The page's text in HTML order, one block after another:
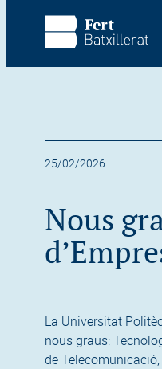
Vés al contingut principal
25/02/2026
Nous
La Universitat
nous graus:
de